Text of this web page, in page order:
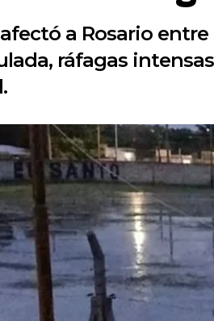
a Rosario
ráfagas